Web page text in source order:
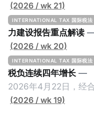
(2026 / wk 21)
INTERNATIONAL TAX 国际税法
力建设报告重点解读
(2026 / wk 20)
INTERNATIONAL TAX 国际税法
税负连续四年增长 —
2026年4月22日，经
年工资税收报告》（
(2026 / wk 19)